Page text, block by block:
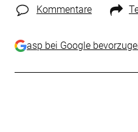
Kommentare
asp bei Google